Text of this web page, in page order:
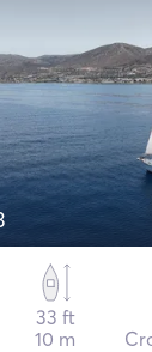
33 ft
10 m